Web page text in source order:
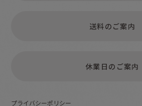
送料のご案内
休業日のご案内
プライバシーポリシー